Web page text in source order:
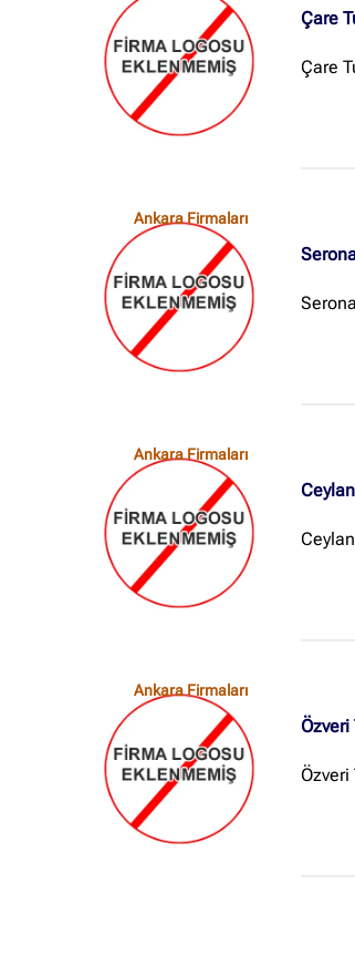
Çare
Çare
Ankara Firmaları
Ankara Firmaları
Ankara Firmaları
Özveri
Özveri